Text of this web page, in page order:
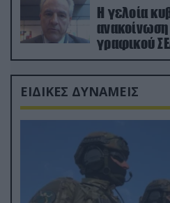
Η γελοία
γραφικού
Ρώσους
ΕΙΔΙΚΕΣ ΔΥΝΑΜΕΙΣ